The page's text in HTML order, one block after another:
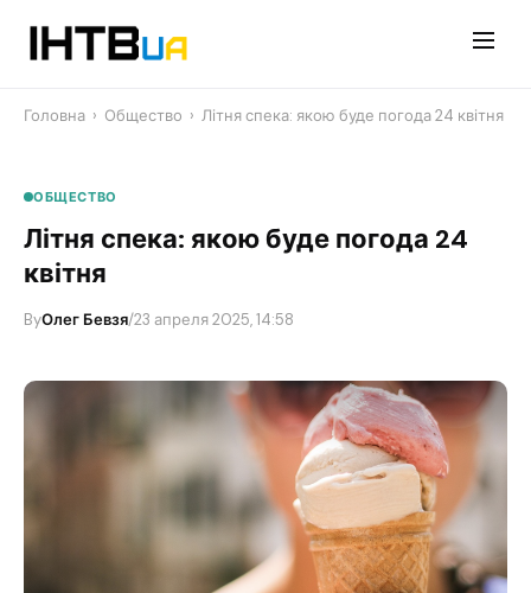
Головна › Общество › Літня спека: якою буде погода 24 квітня
ОБЩЕСТВО
Літня спека: якою буде погода 24
квітня
ByОлег Бевзя/23 апреля 2025, 14:58